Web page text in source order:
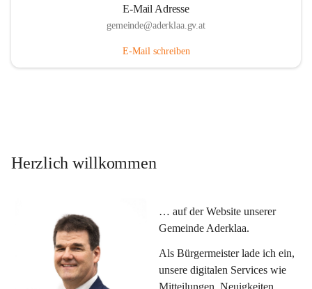
E-Mail Adresse
gemeinde@aderklaa.gv.at
E-Mail schreiben
Herzlich willkommen
… auf der Website unserer
Gemeinde Aderklaa.
Als Bürgermeister lade ich ein,
unsere digitalen Services wie
Mitteilungen, Neuigkeiten,